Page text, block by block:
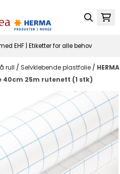
EHF | Etiketter for alle behov
rull / Selvklebende plastfolie / HERMA
25m rutenett (1 stk)